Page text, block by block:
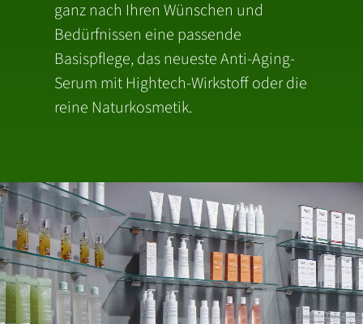
ganz nach Ihren Wünschen und
Bedürfnissen eine passende
Basispflege, das neueste Anti-Aging-
Serum mit Hightech-Wirkstoff oder die
reine Naturkosmetik.